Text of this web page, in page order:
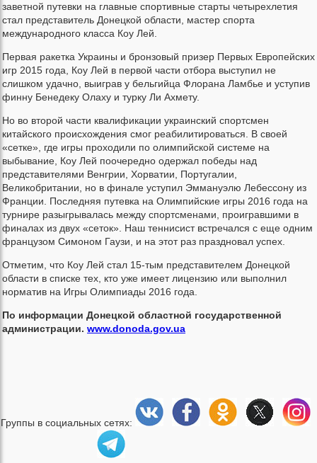
заветной путевки на главные спортивные старты четырехлетия
стал представитель Донецкой области, мастер спорта
международного класса Коу Лей.
Первая ракетка Украины и бронзовый призер Первых Европейских
игр 2015 года, Коу Лей в первой части отбора выступил не
слишком удачно, выиграв у бельгийца Флорана Ламбье и уступив
финну Бенедеку Олаху и турку Ли Ахмету.
Но во второй части квалификации украинский спортсмен
китайского происхождения смог реабилитироваться. В своей
«сетке», где игры проходили по олимпийской системе на
выбывание, Коу Лей поочередно одержал победы над
представителями Венгрии, Хорватии, Португалии,
Великобритании, но в финале уступил Эммануэлю Лебессону из
Франции. Последняя путевка на Олимпийские игры 2016 года на
турнире разыгрывалась между спортсменами, проигравшими в
финалах из двух «сеток». Наш теннисист встречался с еще одним
французом Симоном Гаузи, и на этот раз праздновал успех.
Отметим, что Коу Лей стал 15-тым представителем Донецкой
области в списке тех, кто уже имеет лицензию или выполнил
норматив на Игры Олимпиады 2016 года.
По информации Донецкой областной государственной
администрации. www.donoda.gov.ua
Группы в социальных сетях: